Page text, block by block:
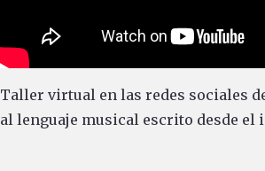
Taller virtual en las redes sociales
al lenguaje musical escrito desde el